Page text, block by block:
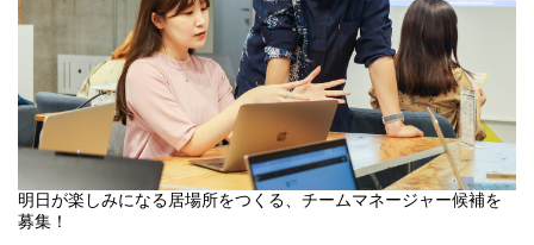
明日が楽しみになる居場所をつくる、チームマネージャー候補を
募集！